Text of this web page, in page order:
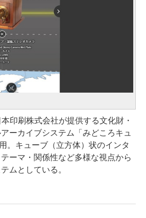
印刷株式会社が提供する文化財・
ーカイブシステム「みどころキュ
。キューブ（立方体）状のインタ
ーマ・関係性など多様な視点から
ムとしている。